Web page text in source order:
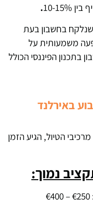
15%
.
שנלקח בחשבון בעת
משמעותית על
בתכנון הפיננסי הכולל
באירלנד
הטיול, הגיע הזמן
נמוך: